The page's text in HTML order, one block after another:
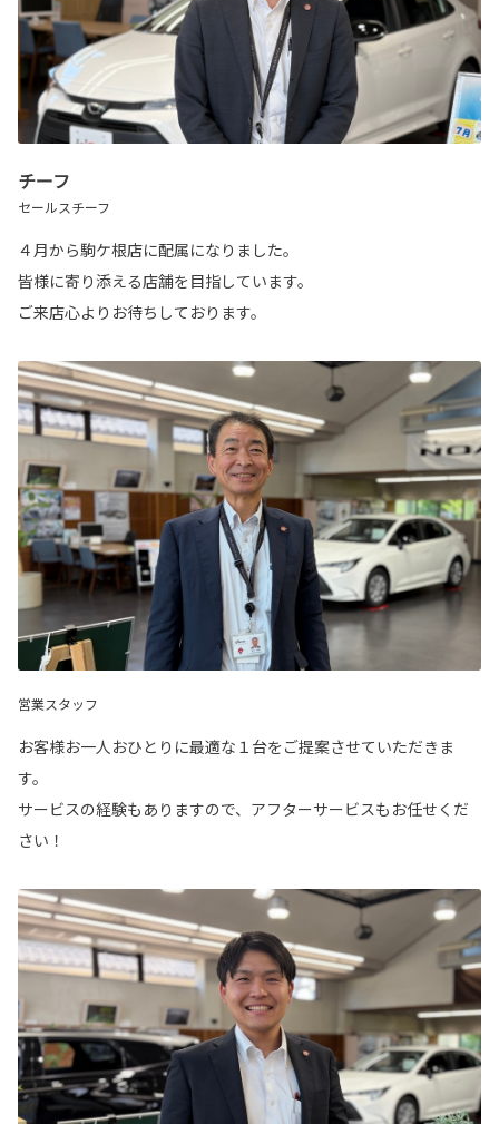
チーフ
セールスチーフ
４月から駒ケ根店に配属になりました。
皆様に寄り添える店舗を目指しています。
ご来店心よりお待ちしております。
営業スタッフ
お客様お一人おひとりに最適な１台をご提案させていただきま
す。
サービスの経験もありますので、アフターサービスもお任せくだ
さい！